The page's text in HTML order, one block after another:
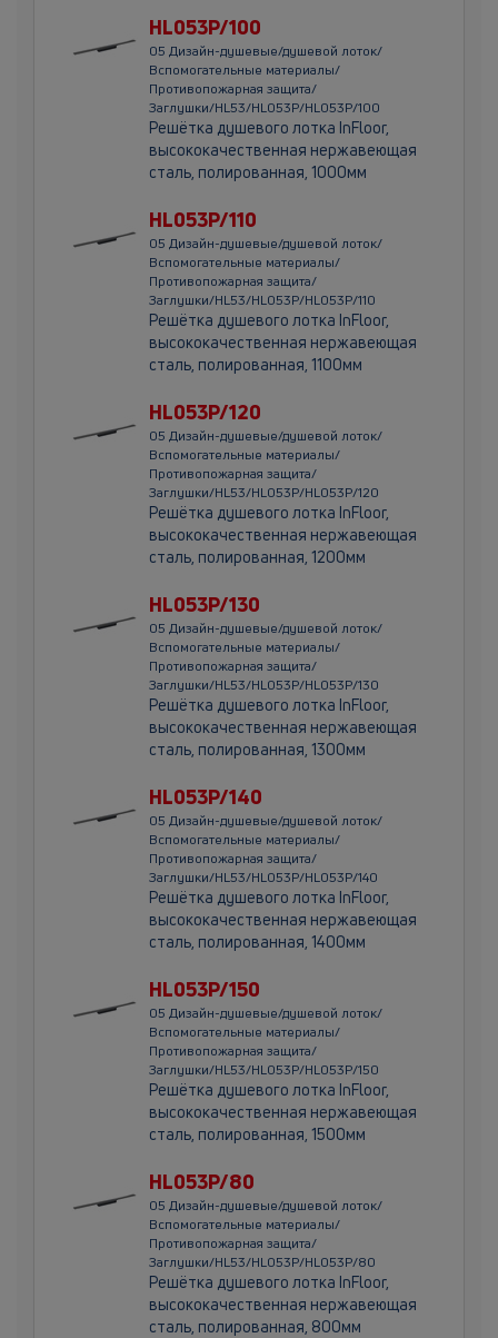
HL053P/100
05 Дизайн-душевые/душевой лоток/
Вспомогательные материалы/
Противопожарная защита/
Заглушки/HL53/HL053P/HL053P/100
Решётка душевого лотка InFloor,
высококачественная нержавеющая
сталь, полированная, 1000мм
HL053P/110
05 Дизайн-душевые/душевой лоток/
Вспомогательные материалы/
Противопожарная защита/
Заглушки/HL53/HL053P/HL053P/110
Решётка душевого лотка InFloor,
высококачественная нержавеющая
сталь, полированная, 1100мм
HL053P/120
05 Дизайн-душевые/душевой лоток/
Вспомогательные материалы/
Противопожарная защита/
Заглушки/HL53/HL053P/HL053P/120
Решётка душевого лотка InFloor,
высококачественная нержавеющая
сталь, полированная, 1200мм
HL053P/130
05 Дизайн-душевые/душевой лоток/
Вспомогательные материалы/
Противопожарная защита/
Заглушки/HL53/HL053P/HL053P/130
Решётка душевого лотка InFloor,
высококачественная нержавеющая
сталь, полированная, 1300мм
HL053P/140
05 Дизайн-душевые/душевой лоток/
Вспомогательные материалы/
Противопожарная защита/
Заглушки/HL53/HL053P/HL053P/140
Решётка душевого лотка InFloor,
высококачественная нержавеющая
сталь, полированная, 1400мм
HL053P/150
05 Дизайн-душевые/душевой лоток/
Вспомогательные материалы/
Противопожарная защита/
Заглушки/HL53/HL053P/HL053P/150
Решётка душевого лотка InFloor,
высококачественная нержавеющая
сталь, полированная, 1500мм
HL053P/80
05 Дизайн-душевые/душевой лоток/
Вспомогательные материалы/
Противопожарная защита/
Заглушки/HL53/HL053P/HL053P/80
Решётка душевого лотка InFloor,
высококачественная нержавеющая
сталь, полированная, 800мм